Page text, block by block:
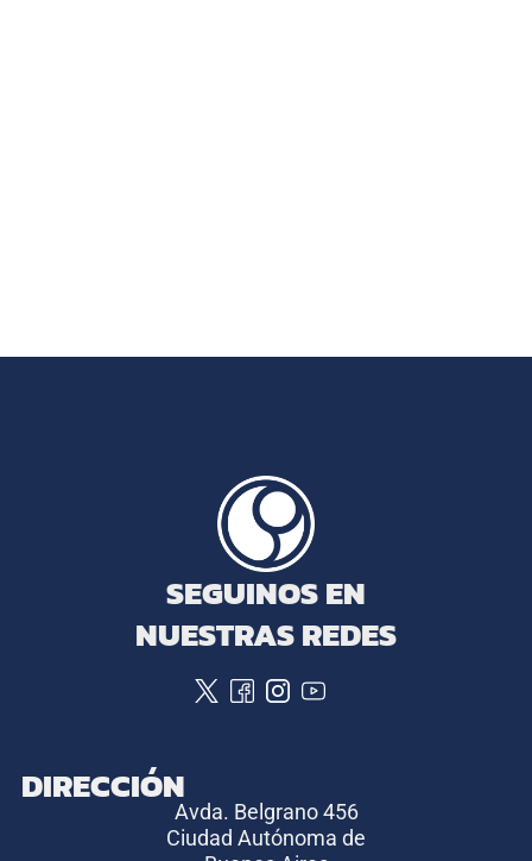
SEGUINOS EN
NUESTRAS REDES
DIRECCIÓN
Avda. Belgrano 456
Ciudad Autónoma de